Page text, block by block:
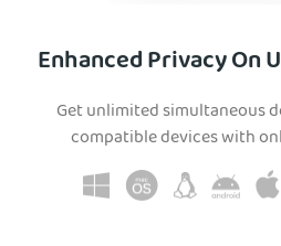
Enhanced Privacy On
Get unlimited simultaneous
compatible devices with